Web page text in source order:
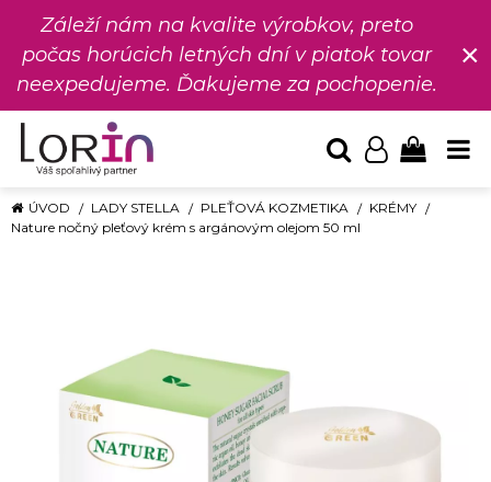
Záleží nám na kvalite výrobkov, preto
počas horúcich letných dní v piatok tovar
neexpedujeme. Ďakujeme za pochopenie.
×
ÚVOD LADY STELLA PLEŤOVÁ KOZMETIKA
KRÉMY
Nature nočný pleťový krém s argánovým olejom 50 ml